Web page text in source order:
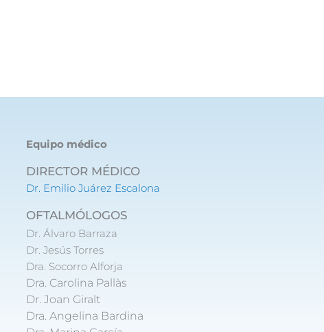
Equipo médico
DIRECTOR MÉDICO
Dr. Emilio Juárez Escalona
OFTALMÓLOGOS
Dr. Álvaro Barraza
Dr. Jesús Torres
Dra. Socorro Alforja
Dra. Carolina Pallàs
Dr. Joan Giralt
Dra. Angelina Bardina